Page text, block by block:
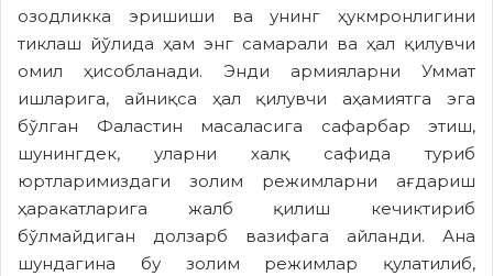
озодликка эришиши ва унинг ҳукмронлигини
тиклаш йўлида ҳам энг самарали ва ҳал қилувчи
омил ҳисобланади. Энди армияларни Уммат
ишларига, айниқса ҳал қилувчи аҳамиятга эга
бўлган Фаластин масаласига сафарбар этиш,
шунингдек, уларни халқ сафида туриб
юртларимиздаги золим режимларни ағдариш
ҳаракатларига жалб қилиш кечиктириб
бўлмайдиган долзарб вазифага айланди. Ана
шундагина бу золим режимлар қулатилиб,